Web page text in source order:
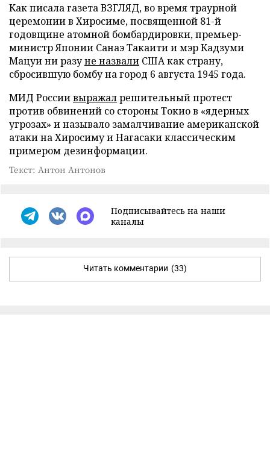
Как писала газета ВЗГЛЯД, во время траурной
церемонии в Хиросиме, посвященной 81-й
годовщине атомной бомбардировки, премьер-
министр Японии Санаэ Такаити и мэр Кадзуми
Мацуи ни разуне назвали США как страну,
сбросившую бомбу на город 6 августа 1945 года.
МИД Россиивыражалрешительный протест
против обвинений со стороны Токио в «ядерных
угрозах» и называло замалчивание американской
атаки на Хиросиму и Нагасаки классическим
примером дезинформации.
Текст: Антон Антонов
Подписывайтесь на наши
каналы
Читать комментарии (33)